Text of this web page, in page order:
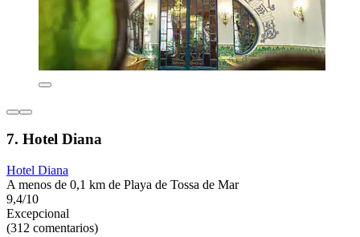
7. Hotel Diana
Hotel Diana
A menos de 0,1 km de Playa de Tossa de Mar
9,4/10
Excepcional
(312 comentarios)